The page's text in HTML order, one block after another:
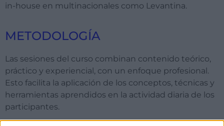
in-house en multinacionales como Levantina.
METODOLOGÍA
Las sesiones del curso combinan contenido teórico,
práctico y experiencial, con un enfoque profesional.
Esto facilita la aplicación de los conceptos, técnicas y
herramientas aprendidos en la actividad diaria de los
participantes.